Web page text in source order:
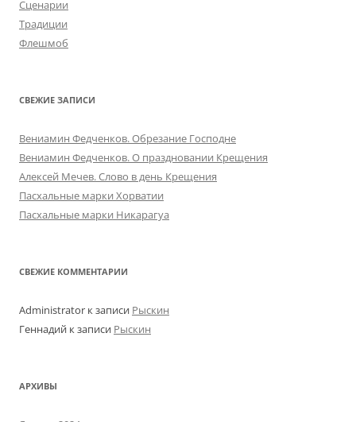
Сценарии
Традиции
Флешмоб
СВЕЖИЕ ЗАПИСИ
Вениамин Федченков. Обрезание Господне
Вениамин Федченков. О праздновании Крещения
Алексей Мечев. Слово в день Крещения
Пасхальные марки Хорватии
Пасхальные марки Никарагуа
СВЕЖИЕ КОММЕНТАРИИ
Administrator к записи Рыскин
Геннадий к записи Рыскин
АРХИВЫ